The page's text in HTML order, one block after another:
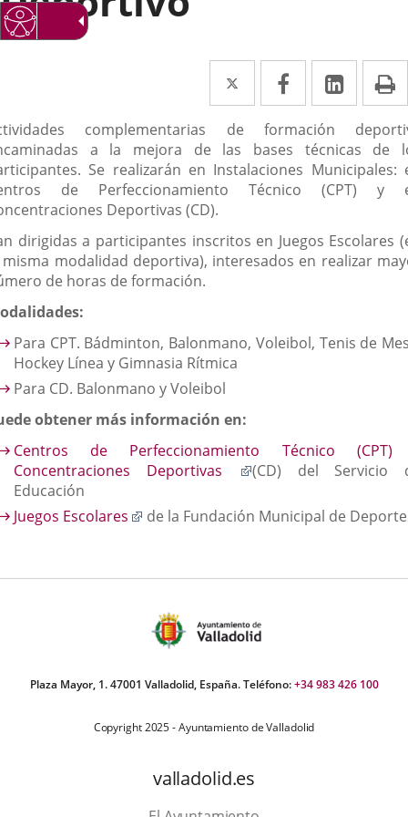
Twitter
Enlace
a
una
aplicación
externa.
Facebook
Enlace
a
una
aplicación
externa.
Enlace
a
una
complementarias de formación
a la mejora de las bases técnicas de
Se realizarán en Instalaciones Municipales:
de Perfeccionamiento Técnico (CPT) y
Deportivas (CD).
dirigidas a participantes inscritos en Juegos Escolares
modalidad deportiva), interesados en realizar
de horas de formación.
Para CPT. Bádminton, Balonmano, Voleibol, Tenis de
Hockey Línea y Gimnasia Rítmica
Para CD. Balonmano y Voleibol
obtener más información en:
Centros de Perfeccionamiento Técnico
Concentraciones Deportivas
Enlace
una
aplicación
(CD) del Servicio
Educación
Juegos Escolares
Enlace
aplicación
de la Fundación Municipal de
Plaza Mayor, 1. 47001 Valladolid, España. Teléfono:+34 983 426 100
Copyright 2025 - Ayuntamiento de Valladolid
valladolid.es